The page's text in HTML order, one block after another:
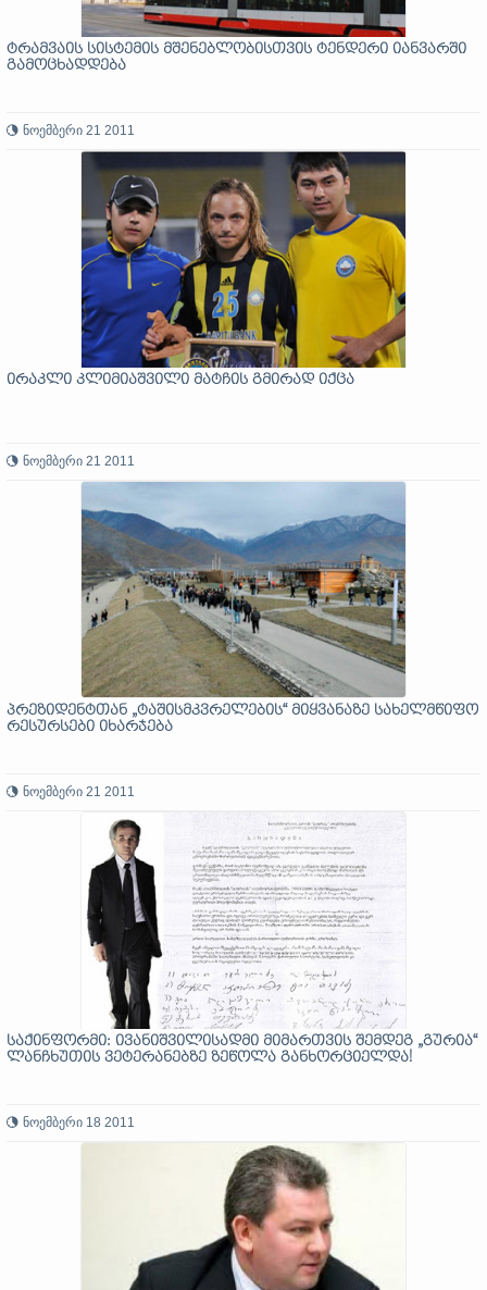
ტრამვაის სისტემის მშენებლობისთვის ტენდერი იანვარში
გამოცხადდება
ნოემბერი 21 2011
ირაკლი კლიმიაშვილი მატჩის გმირად იქცა
ნოემბერი 21 2011
პრეზიდენტთან „ტაშისმკვრელების“ მიყვანაზე სახელმწიფო
რესურსები იხარჯება
ნოემბერი 21 2011
საქინფორმი: ივანიშვილისადმი მიმართვის შემდეგ „გურია“
ლანჩხუთის ვეტერანებზე ზეწოლა განხორციელდა!
ნოემბერი 18 2011